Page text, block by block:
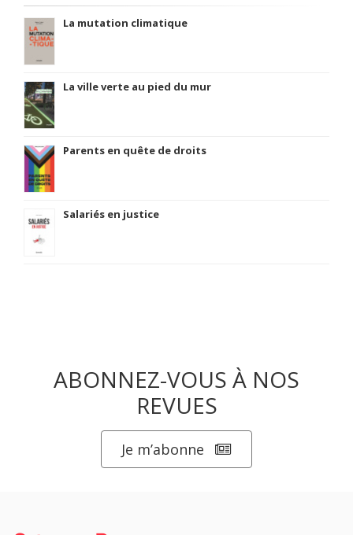
La mutation climatique
La ville verte au pied du mur
Parents en quête de droits
Salariés en justice
ABONNEZ-VOUS À NOS
REVUES
Je m’abonne